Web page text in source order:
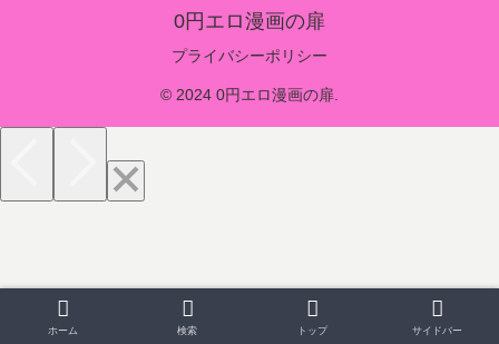
0円エロ漫画の扉
プライバシーポリシー
© 2024 0円エロ漫画の扉.
ホーム 検索 トップ サイドバー